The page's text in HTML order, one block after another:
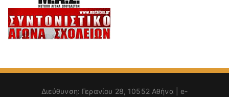
Διεύθυνση: Γερανίου 28, 10552 Αθήνα | e-